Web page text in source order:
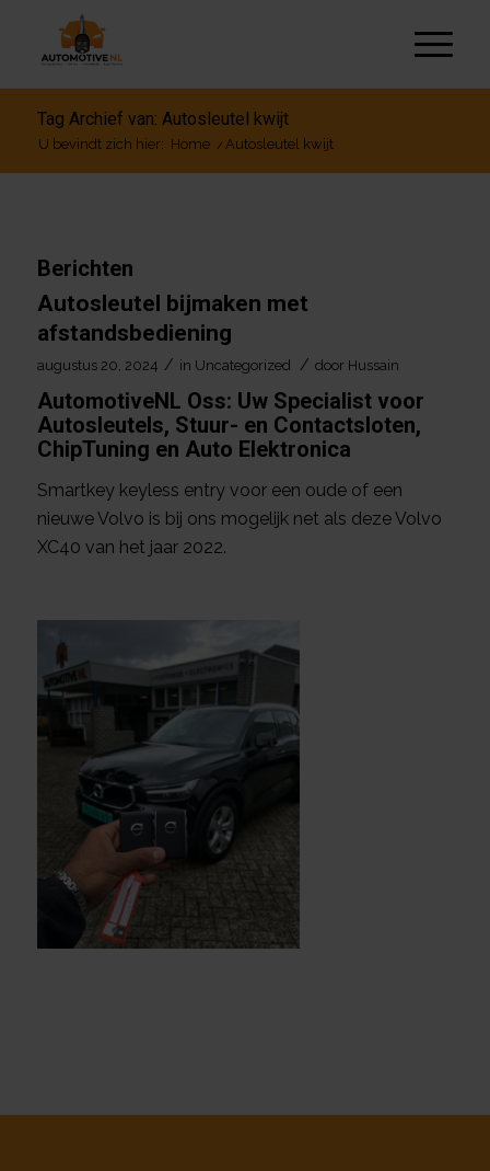
Tag Archief van: Autosleutel kwijt
U bevindt zich hier: Home / Autosleutel kwijt
Berichten
Autosleutel bijmaken met
afstandsbediening
augustus 20, 2024 / in Uncategorized / door Hussain
AutomotiveNL Oss: Uw Specialist voor
Autosleutels, Stuur- en Contactsloten,
ChipTuning en Auto Elektronica
Smartkey keyless entry voor een oude of een
nieuwe Volvo is bij ons mogelijk net als deze Volvo
XC40 van het jaar 2022.